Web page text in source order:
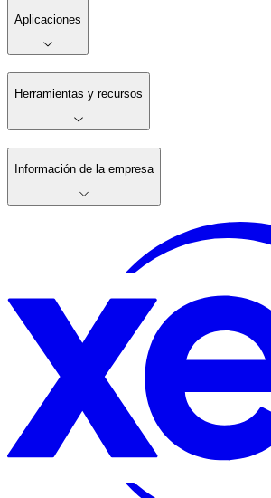
Aplicaciones
Herramientas y recursos
Información de la empresa